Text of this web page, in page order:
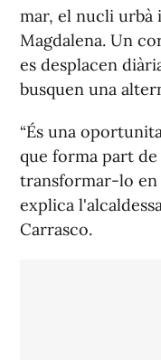
mar, el nucli urbà
Magdalena. Un
es desplacen
busquen una
“És una
que forma part
transformar-lo
explica
Carrasco.